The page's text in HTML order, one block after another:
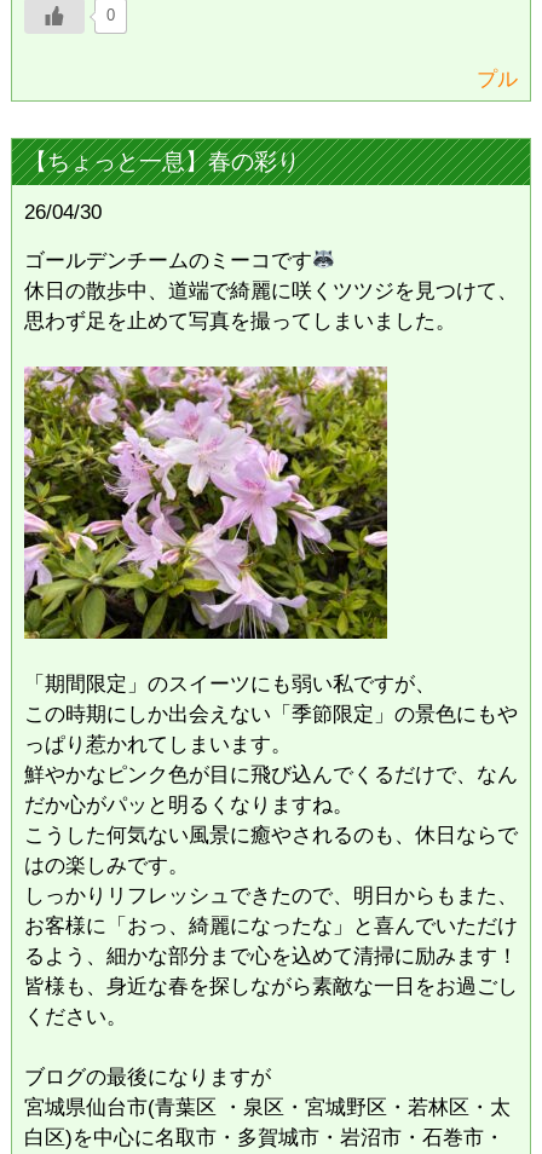
0
プル
【ちょっと一息】春の彩り
26/04/30
ゴールデンチームのミーコです
休日の散歩中、道端で綺麗に咲くツツジを見つけて、
思わず足を止めて写真を撮ってしまいました。
​「期間限定」のスイーツにも弱い私ですが、
この時期にしか出会えない「季節限定」の景色にもや
っぱり惹かれてしまいます。
鮮やかなピンク色が目に飛び込んでくるだけで、なん
だか心がパッと明るくなりますね。
​こうした何気ない風景に癒やされるのも、休日ならで
はの楽しみです。
​しっかりリフレッシュできたので、明日からもまた、
お客様に「おっ、綺麗になったな」と喜んでいただけ
るよう、細かな部分まで心を込めて清掃に励みます！
​皆様も、身近な春を探しながら素敵な一日をお過ごし
ください。
ブログの最後になりますが
宮城県仙台市(青葉区 ・泉区・宮城野区・若林区・太
白区)を中心に名取市・多賀城市・岩沼市・石巻市・